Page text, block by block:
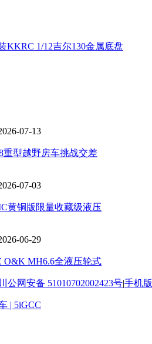
KKRC 1/12吉尔130金属底盘
07-13
型越野房车挑战交差
07-03
黄铜版限量收藏级液压
06-29
MH6.6全液压轮式
川公网安备 51010702002423号|手机版
| 5iGCC